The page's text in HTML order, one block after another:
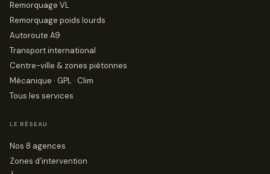
Remorquage VL
Remorquage poids lourds
Autoroute A9
Transport international
Centre-ville & zones piétonnes
Mécanique · GPL · Clim
Tous les services
LE RÉSEAU
Nos 8 agences
Zones d’intervention